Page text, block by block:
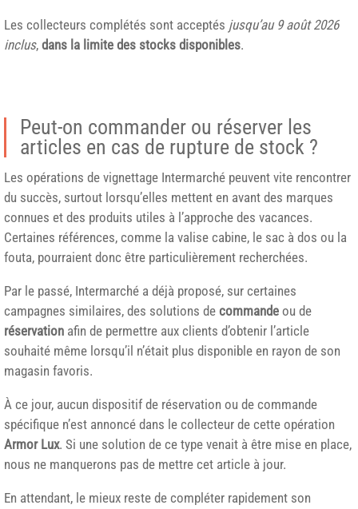
Les collecteurs complétés sont acceptés jusqu’au 9 août 2026
inclus, dans la limite des stocks disponibles.
Peut-on commander ou réserver les
articles en cas de rupture de stock ?
Les opérations de vignettage Intermarché peuvent vite rencontrer
du succès, surtout lorsqu’elles mettent en avant des marques
connues et des produits utiles à l’approche des vacances.
Certaines références, comme la valise cabine, le sac à dos ou la
fouta, pourraient donc être particulièrement recherchées.
Par le passé, Intermarché a déjà proposé, sur certaines
campagnes similaires, des solutions de commande ou de
réservation afin de permettre aux clients d’obtenir l’article
souhaité même lorsqu’il n’était plus disponible en rayon de son
magasin favoris.
À ce jour, aucun dispositif de réservation ou de commande
spécifique n’est annoncé dans le collecteur de cette opération
Armor Lux. Si une solution de ce type venait à être mise en place,
nous ne manquerons pas de mettre cet article à jour.
En attendant, le mieux reste de compléter rapidement son